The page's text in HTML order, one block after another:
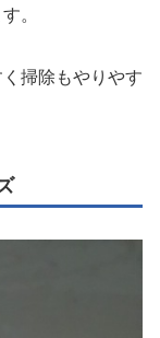
。
掃除もやりやす